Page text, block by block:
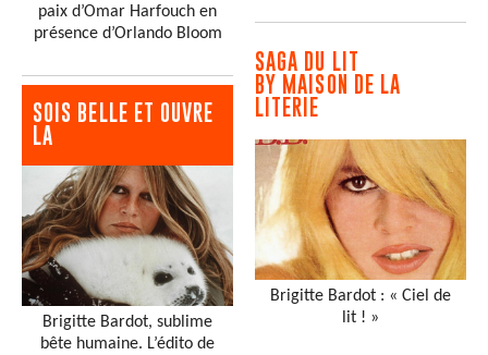
paix d’Omar Harfouch en
présence d’Orlando Bloom
SOIS BELLE ET OUVRE
LA
Brigitte Bardot, sublime
bête humaine. L’édito de
SAGA DU LIT
BY MAISON DE LA
LITERIE
Brigitte Bardot : « Ciel de
lit ! »